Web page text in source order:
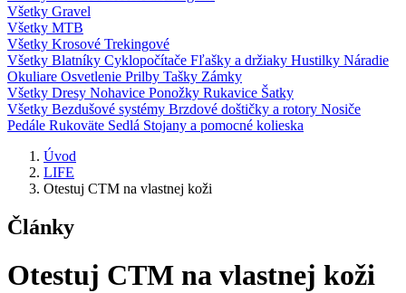
Všetky Gravel
Všetky MTB
Všetky Krosové Trekingové
Všetky Blatníky Cyklopočítače Fľašky a držiaky Hustilky Náradie
Okuliare Osvetlenie Prilby Tašky Zámky
Všetky Dresy Nohavice Ponožky Rukavice Šatky
Všetky Bezdušové systémy Brzdové doštičky a rotory Nosiče
Pedále Rukoväte Sedlá Stojany a pomocné kolieska
Úvod
LIFE
Otestuj CTM na vlastnej koži
Články
Otestuj CTM na vlastnej koži